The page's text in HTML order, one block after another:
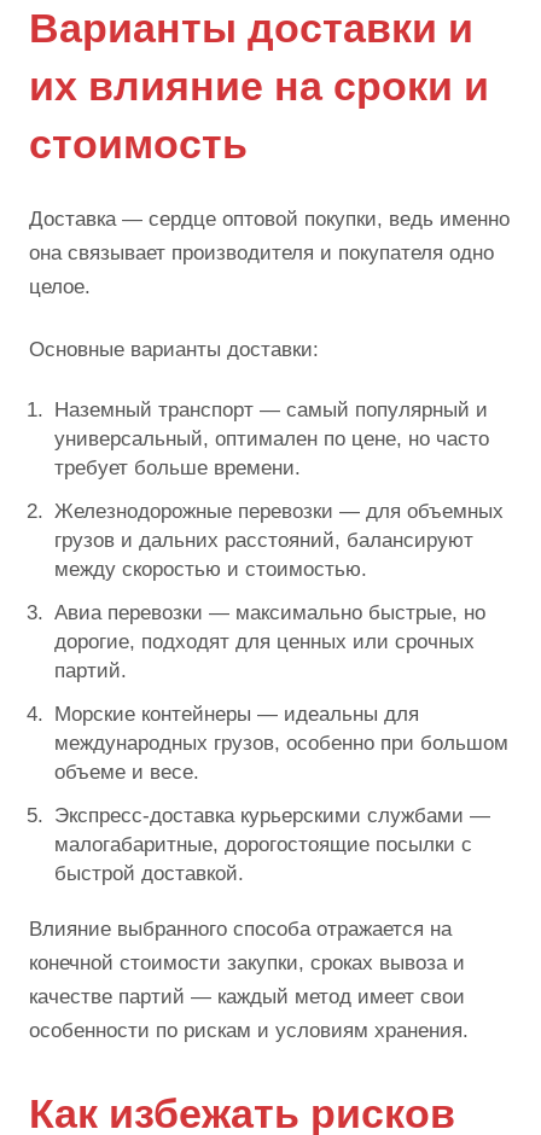
Варианты доставки и
их влияние на сроки и
стоимость
Доставка — сердце оптовой покупки, ведь именно
она связывает производителя и покупателя одно
целое.
Основные варианты доставки:
Наземный транспорт — самый популярный и
универсальный, оптимален по цене, но часто
требует больше времени.
Железнодорожные перевозки — для объемных
грузов и дальних расстояний, балансируют
между скоростью и стоимостью.
Авиа перевозки — максимально быстрые, но
дорогие, подходят для ценных или срочных
партий.
Морские контейнеры — идеальны для
международных грузов, особенно при большом
объеме и весе.
Экспресс-доставка курьерскими службами —
малогабаритные, дорогостоящие посылки с
быстрой доставкой.
Влияние выбранного способа отражается на
конечной стоимости закупки, сроках вывоза и
качестве партий — каждый метод имеет свои
особенности по рискам и условиям хранения.
Как избежать рисков